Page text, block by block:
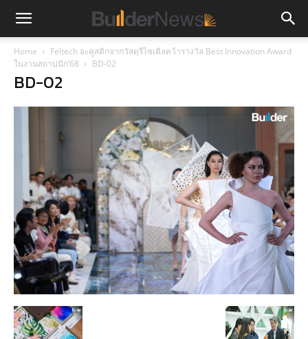
Home
Feltech อะคูสติกจากวัสดุรีไซเคิลคว้ารางวัล Best Innovation Award
ในงานสถาปนิก’68
BD-02
BD-02